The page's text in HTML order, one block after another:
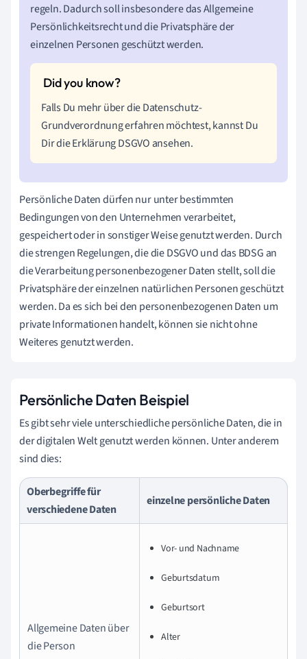
regeln. Dadurch soll insbesondere das Allgemeine
Persönlichkeitsrecht und die Privatsphäre der
einzelnen Personen geschützt werden.
Falls Du mehr über die Datenschutz-
Grundverordnung erfahren möchtest, kannst Du
Dir die Erklärung DSGVO ansehen.
Persönliche Daten dürfen nur unter bestimmten
Bedingungen von den Unternehmen verarbeitet,
gespeichert oder in sonstiger Weise genutzt werden. Durch
die strengen Regelungen, die die DSGVO und das BDSG an
die Verarbeitung personenbezogener Daten stellt, soll die
Privatsphäre der einzelnen natürlichen Personen geschützt
werden. Da es sich bei den personenbezogenen Daten um
private Informationen handelt, können sie nicht ohne
Weiteres genutzt werden.
Persönliche Daten Beispiel
Es gibt sehr viele unterschiedliche persönliche Daten, die in
der digitalen Welt genutzt werden können. Unter anderem
sind dies:
Oberbegriffe für
verschiedene Daten
einzelne persönliche Daten
Allgemeine Daten über
die Person
Vor- und Nachname
Geburtsdatum
Geburtsort
Alter